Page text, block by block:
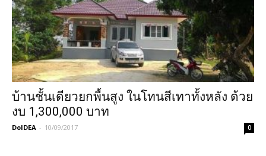
บ้านชั้นเดียวยกพื้นสูง ในโทนสีเทาทั้งหลัง ด้วย
งบ 1,300,000 บาท
DoIDEA - 10/09/2017 0